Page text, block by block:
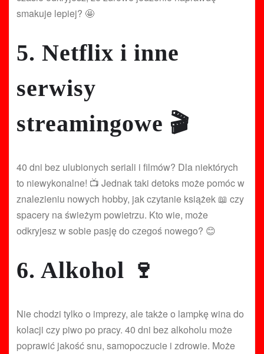
smakuje lepiej? 🤩
5. Netflix i inne
serwisy
streamingowe 🎬
40 dni bez ulubionych seriali i filmów? Dla niektórych
to niewykonalne! 📺 Jednak taki detoks może pomóc w
znalezieniu nowych hobby, jak czytanie książek 📖 czy
spacery na świeżym powietrzu. Kto wie, może
odkryjesz w sobie pasję do czegoś nowego? 😊
6. Alkohol 🍷
Nie chodzi tylko o imprezy, ale także o lampkę wina do
kolacji czy piwo po pracy. 40 dni bez alkoholu może
poprawić jakość snu, samopoczucie i zdrowie. Może